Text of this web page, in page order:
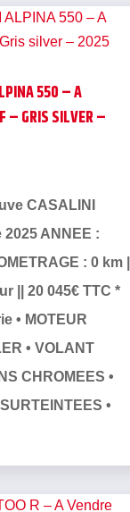
550 – A
– GRIS SILVER –
CASALINI
2025 ANNEE :
: 0 km |
|| 20 045€ TTC *
• MOTEUR
• VOLANT
CHROMEES •
•